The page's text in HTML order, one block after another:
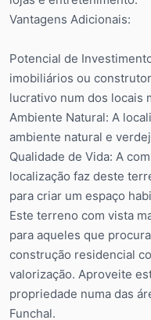
Vantagens Adicionais:
Potencial de
imobiliários ou
lucrativo num dos locais
Ambiente Natural: A
ambiente natural e
Qualidade de Vida: A
localização faz deste
para criar um espaço
Este terreno com vista
para aqueles que
construção residencial
valorização. Aproveite
propriedade numa das
Funchal.